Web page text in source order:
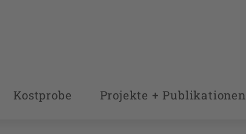
Kostprobe Projekte + Publikationen